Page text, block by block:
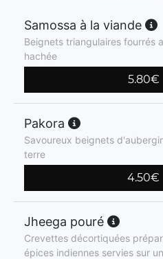
Samossa à la viande
Beignets triangulaires fourrés
hachée
5.80€
Pakora
Savoureux beignets
terre
4.50€
Jheega pouré
Crevettes décortiquées
épices indiennes servies sur